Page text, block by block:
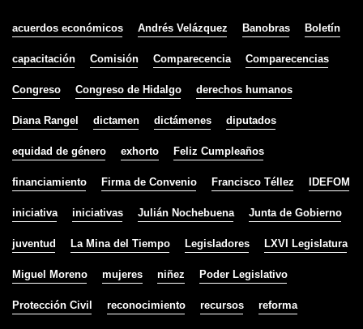
acuerdos económicos Andrés Velázquez Banobras Boletín
capacitación Comisión Comparecencia Comparecencias
Congreso Congreso de Hidalgo derechos humanos
Diana Rangel dictamen dictámenes diputados
equidad de género exhorto Feliz Cumpleaños
financiamiento Firma de Convenio Francisco Téllez IDEFOM
iniciativa iniciativas Julián Nochebuena Junta de Gobierno
juventud La Mina del Tiempo Legisladores LXVI Legislatura
Miguel Moreno mujeres niñez Poder Legislativo
Protección Civil reconocimiento recursos reforma